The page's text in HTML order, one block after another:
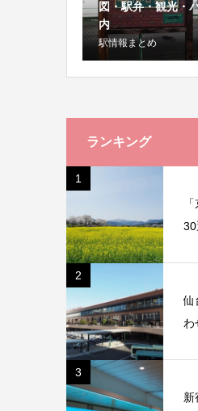
図・駅弁・観光・
内
駅情報まとめ
ランキング
1
30
2
仙
わ
3
新